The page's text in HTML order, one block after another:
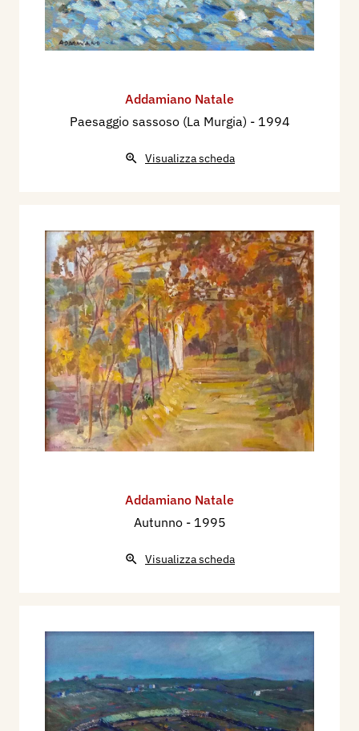
Addamiano Natale
Paesaggio sassoso (La Murgia) - 1994
Visualizza scheda
Addamiano Natale
Autunno - 1995
Visualizza scheda